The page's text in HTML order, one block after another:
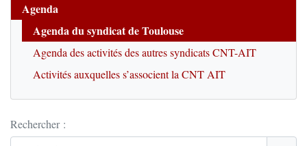
Agenda
Agenda du syndicat de Toulouse
Agenda des activités des autres syndicats CNT-AIT
Activités auxquelles s’associent la CNT AIT
Rechercher :